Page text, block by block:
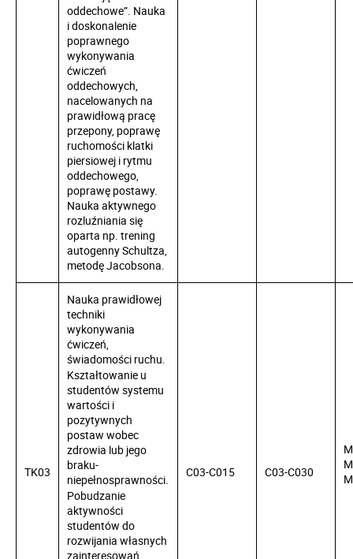
oddechowe”. Nauka
i doskonalenie
poprawnego
wykonywania
ćwiczeń
oddechowych,
nacelowanych na
prawidłową pracę
przepony, poprawę
ruchomości klatki
piersiowej i rytmu
oddechowego,
poprawę postawy.
Nauka aktywnego
rozluźniania się
oparta np. trening
autogenny Schultza,
metodę Jacobsona.
TK03
Nauka prawidłowej
techniki
wykonywania
ćwiczeń,
świadomości ruchu.
Kształtowanie u
studentów systemu
wartości i
pozytywnych
postaw wobec
zdrowia lub jego
braku-
niepełnosprawności.
Pobudzanie
aktywności
studentów do
rozwijania własnych
zainteresowań,
C03-C015 C03-C030